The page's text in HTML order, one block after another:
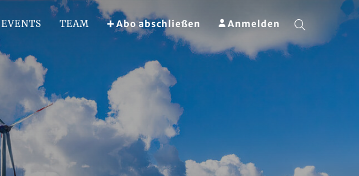
EVENTS TEAM Abo abschließen Anmelden